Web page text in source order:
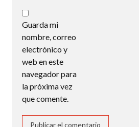
Guarda mi
nombre, correo
electrónico y
web en este
navegador para
la próxima vez
que comente.